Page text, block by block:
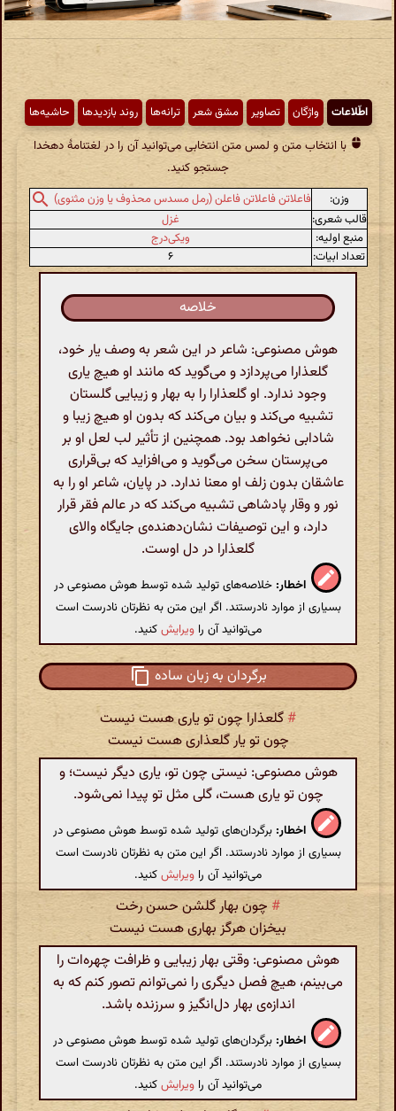
اطّلاعات واژگان تصاویر مشق شعر ترانه‌ها روند بازدیدها حاشیه‌ها
با انتخاب متن و لمس متن انتخابی می‌توانید آن را در لغتنامهٔ دهخدا
جستجو کنید.
وزن:
فاعلاتن فاعلاتن فاعلن (رمل مسدس محذوف یا وزن مثنوی)
قالب شعری:
غزل
منبع اولیه:
ویکی‌درج
تعداد ابیات:
۶
خلاصه
هوش مصنوعی: شاعر در این شعر به وصف یار خود،
گلعذارا می‌پردازد و می‌گوید که مانند او هیچ یاری
وجود ندارد. او گلعذارا را به بهار و زیبایی گلستان
تشبیه می‌کند و بیان می‌کند که بدون او هیچ زیبا و
شادابی نخواهد بود. همچنین از تأثیر لب لعل او بر
می‌پرستان سخن می‌گوید و می‌افزاید که بی‌قراری
عاشقان بدون زلف او معنا ندارد. در پایان، شاعر او را به
نور و وقار پادشاهی تشبیه می‌کند که در عالم فقر قرار
دارد، و این توصیفات نشان‌دهنده‌ی جایگاه والای
گلعذارا در دل اوست.
اخطار: خلاصه‌های تولید شده توسط هوش مصنوعی در
بسیاری از موارد نادرستند. اگر این متن به نظرتان نادرست است
می‌توانید آن را ویرایشکنید.
برگردان به زبان ساده
#گلعذارا چون تو یاری هست نیست
چون تو یار گلعذاری هست نیست
هوش مصنوعی: نیستی چون تو، یاری دیگر نیست؛ و
چون تو یاری هست، گلی مثل تو پیدا نمی‌شود.
اخطار: برگردان‌های تولید شده توسط هوش مصنوعی در
بسیاری از موارد نادرستند. اگر این متن به نظرتان نادرست است
می‌توانید آن را ویرایشکنید.
# چون بهار گلشن حسن رخت
بیخزان هرگز بهاری هست نیست
هوش مصنوعی: وقتی بهار زیبایی و ظرافت چهره‌ات را
می‌بینم، هیچ فصل دیگری را نمی‌توانم تصور کنم که به
اندازه‌ی بهار دل‌انگیز و سرزنده باشد.
اخطار: برگردان‌های تولید شده توسط هوش مصنوعی در
بسیاری از موارد نادرستند. اگر این متن به نظرتان نادرست است
می‌توانید آن را ویرایشکنید.